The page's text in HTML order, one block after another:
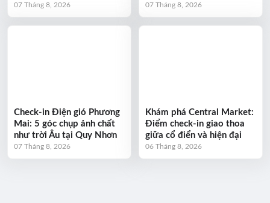
07 Tháng 8, 2026 07 Tháng 8, 2026
Check-in Điện gió Phương
Mai: 5 góc chụp ảnh chất
như trời Âu tại Quy Nhơn
07 Tháng 8, 2026
Khám phá Central Market:
Điểm check-in giao thoa
giữa cổ điển và hiện đại
06 Tháng 8, 2026